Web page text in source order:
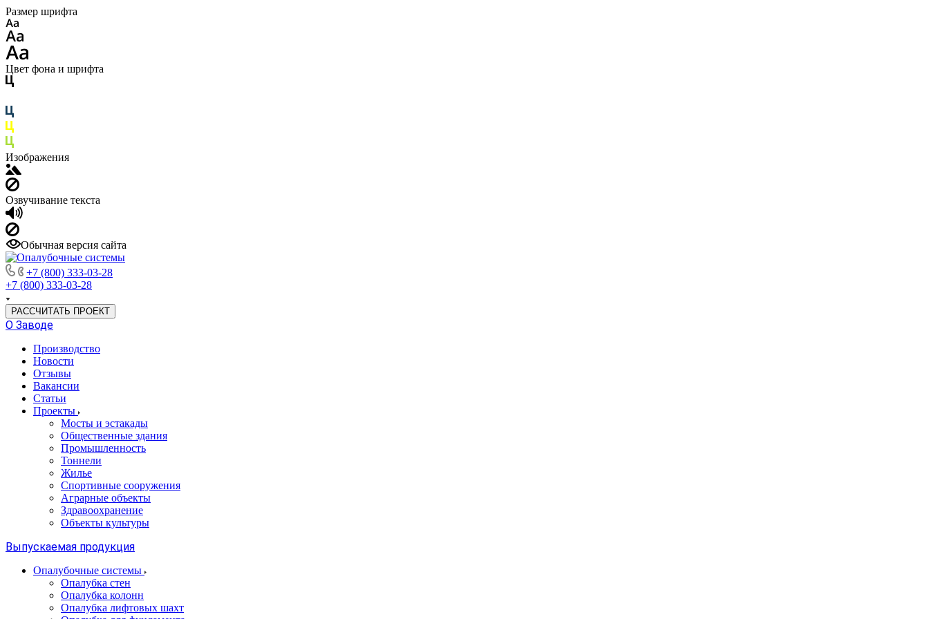
Размер шрифта
Цвет фона и шрифта
Изображения
Озвучивание текста
Обычная версия сайта
+7 (800) 333-03-28
+7 (800) 333-03-28
РАССЧИТАТЬ ПРОЕКТ
О Заводе
Производство
Новости
Отзывы
Вакансии
Статьи
Проекты
Мосты и эстакады
Общественные здания
Промышленность
Тоннели
Жилье
Спортивные сооружения
Аграрные объекты
Здравоохранение
Объекты культуры
Выпускаемая продукция
Опалубочные системы
Опалубка стен
Опалубка колонн
Опалубка лифтовых шахт